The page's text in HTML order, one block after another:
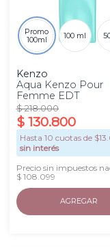
Promo
100ml
100 ml
Kenzo
Aqua Kenzo Pour
Femme EDT
$ 218.000
$ 130.800
Hasta 10 cuotas de $
sin interés
Precio sin impuestos
$ 108.099
AGREGAR